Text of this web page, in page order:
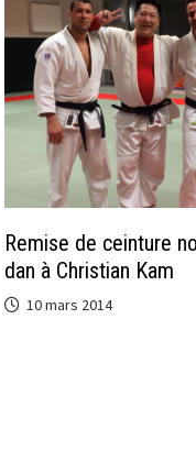
Remise de ceinture
dan à Christian Kam
10 mars 2014